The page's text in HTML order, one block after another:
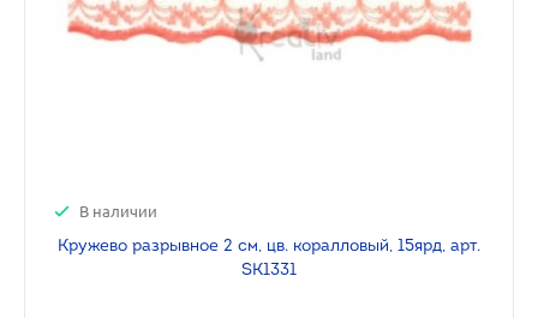
В наличии
Кружево разрывное 2 см, цв. коралловый, 15ярд, арт.
SK1331